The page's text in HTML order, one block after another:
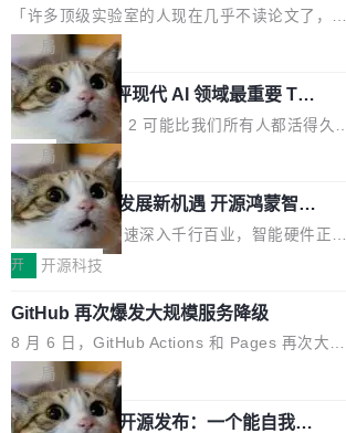
了
「许多顶级实验室的人现在几乎不读论文了，而
且他们认为 ICLR/ICML/NeurIPS 充斥着大量过
度宣传和欺诈。」 OpenAI 研究员 Keller Jorda
n 这条推文引发了广泛讨论。他不是在说风凉
话，他是说出了一个圈内人尽皆知但很少公开捅
破的事实。 Jordan 随后补充了一句软化声明：
「我不认为这些会议上大部分论文都在过度宣传
或造假。问题是，作为读者，如果你筛选出那些
看起来最令人兴奋的论文，那它们大部分都是过
度宣传的。」 这才是真正的痛点。不是所有论文
都有问题，是最吸引眼球的那批论文最有问题。
他引用的帖子来自 Mathew Shen，一位 ICLR 2
026 的读者：「看了篇 ...
局
xAI 前工程师评现代 AI 领域最重要 Top
3 开源项目
Flash Attention 2 可能比我们所有人都活得久。
这句话不是来自某个技术博客，而是出自 Hieu
Pham 的一条推文。Hieu Pham 是谁？他是 xAI
的早期工程师之一，在 Grok 训练基础设施团队
工作过。近日他在 X 上发了一条帖子，列出了他
认为现代 AI 领域最重要的三个开源项目。 第一
个名字毫无悬念：Flash Attention 2。 Hieu 的
理由很具体。FA 系列不需要解释，但 FA2 是他
认为最重要的一个——复杂度恰到好处，刚好能
驱动你去学 CuTe，但还没被那些"邪恶的" Hopp
er++ 优化所淹没，足够容易修改和适配。 更关
键的是 FA2 的持久性...
局
共商智能硬件发展新机遇 开源鸿蒙智能
硬件开发者日杭州站即将举行
随着万物智联加速深入千行百业，智能硬件正从
单点设备迈向智能化、网联化、协同化发展。作
鸿蒙通过统一技术底座和分布式能力，为不同类
型智能设备的开发、连接与互联提供关键支撑，
也为产业链企业探索产品创新与商业增长打开新
的空间。 8月14日，开源鸿蒙智能硬件开发者日
（OHDD：OpenHarmony Hardware Develope
开 开源科技
GitHub 再次爆发大规模服务降级
8 月 6 日，GitHub Actions 和 Pages 再次大规
模服务降级，Actions 完全不可用超过 5 小时，
webhook 停发，连自托管 runner 也因调度层故
障无法工作。Pages、Copilot code review、C
局
Prime Agent 开源发布：一个能自我改